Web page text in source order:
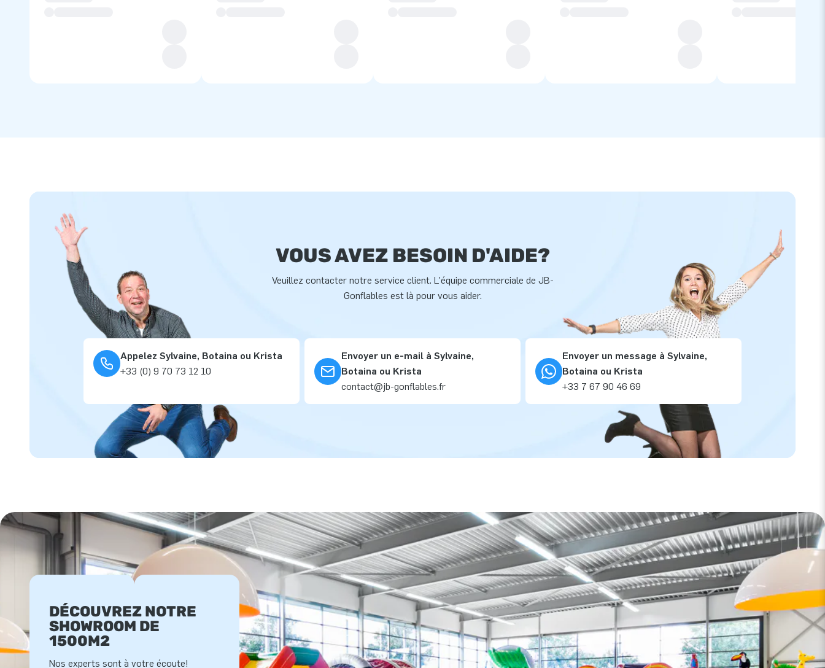
VOUS AVEZ BESOIN D'AIDE?
Veuillez contacter notre service client. L'équipe commerciale de JB-
Gonflables est là pour vous aider.
Appelez Sylvaine, Botaina ou Krista
+33 (0) 9 70 73 12 10
Envoyer un e-mail à Sylvaine,
Botaina ou Krista
contact@jb-gonflables.fr
Envoyer un message à Sylvaine,
Botaina ou Krista
+33 7 67 90 46 69
DÉCOUVREZ NOTRE
SHOWROOM DE
1500M2
Nos experts sont à votre écoute!